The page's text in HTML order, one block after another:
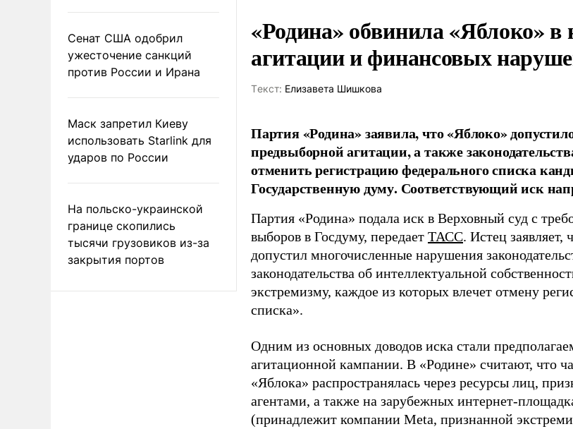
Сенат США одобрил
ужесточение санкций
против России и Ирана
Маск запретил Киеву
использовать Starlink для
ударов по России
На польско-украинской
границе скопились
тысячи грузовиков из-за
закрытия портов
«Родина» обвинила «Яблоко» в
агитации и финансовых
Tекст: Елизавета Шишкова
Партия «Родина» заявила, что «Яблоко»
предвыборной агитации, а также
отменить регистрацию федерального списка
Государственную думу. Соответствующий иск
Партия «Родина» подала иск в Верховный суд с
выборов в Госдуму, передает ТАСС. Истец заявляет,
допустил многочисленные нарушения
законодательства об интеллектуальной
экстремизму, каждое из которых влечет отмену
списка».
Одним из основных доводов иска стали
агитационной кампании. В «Родине» считают, что
«Яблока» распространялась через ресурсы лиц,
агентами, а также на зарубежных интернет-
(принадлежит компании Meta, признанной